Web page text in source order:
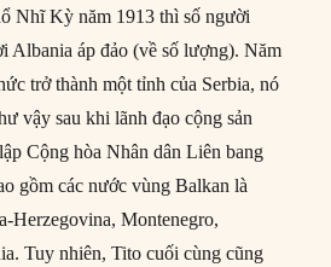
Nhĩ Kỳ năm 1913 thì số người
Albania áp đảo (về số lượng). Năm
trở thành một tỉnh của Serbia, nó
vậy sau khi lãnh đạo cộng sản
Cộng hòa Nhân dân Liên bang
gồm các nước vùng Balkan là
Herzegovina, Montenegro,
Tuy nhiên, Tito cuối cùng cũng